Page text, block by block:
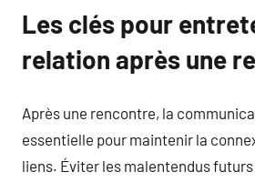
Les clés pour
relation après une
Après une rencontre, la
essentielle pour maintenir la
liens. Éviter les malentendus futurs